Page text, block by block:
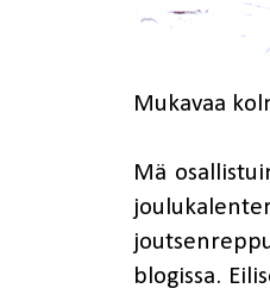
Mukavaa
Mä
blogissa.